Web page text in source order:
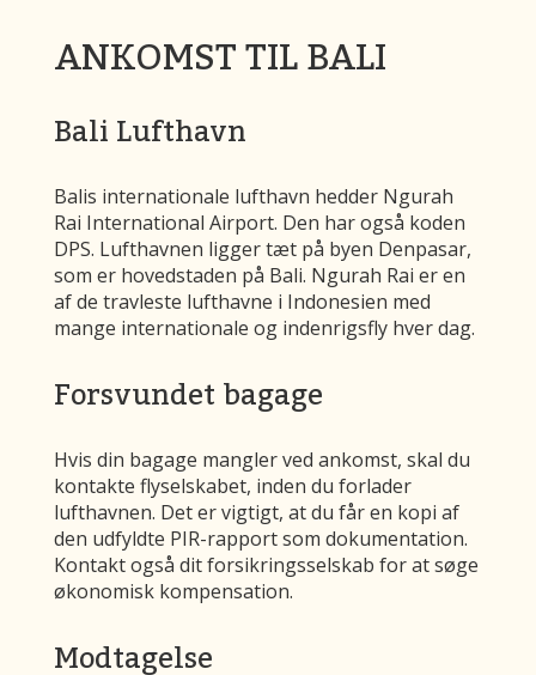
ANKOMST TIL BALI
Bali Lufthavn
Balis internationale lufthavn hedder Ngurah
Rai International Airport. Den har også koden
DPS. Lufthavnen ligger tæt på byen Denpasar,
som er hovedstaden på Bali. Ngurah Rai er en
af de travleste lufthavne i Indonesien med
mange internationale og indenrigsfly hver dag.
Forsvundet bagage
Hvis din bagage mangler ved ankomst, skal du
kontakte flyselskabet, inden du forlader
lufthavnen. Det er vigtigt, at du får en kopi af
den udfyldte PIR-rapport som dokumentation.
Kontakt også dit forsikringsselskab for at søge
økonomisk kompensation.
Modtagelse